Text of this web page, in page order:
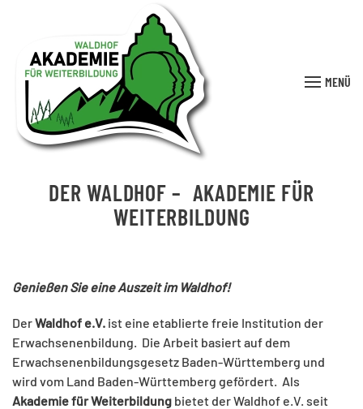
MENÜ
DER WALDHOF – AKADEMIE FÜR
WEITERBILDUNG
Genießen Sie eine Auszeit im Waldhof!
DerWaldhof e.V. ist eine etablierte freie Institution der
Erwachsenenbildung. Die Arbeit basiert auf dem
Erwachsenenbildungsgesetz Baden-Württemberg und
wird vom Land Baden-Württemberg gefördert. Als
Akademie für Weiterbildung bietet der Waldhof e.V. seit